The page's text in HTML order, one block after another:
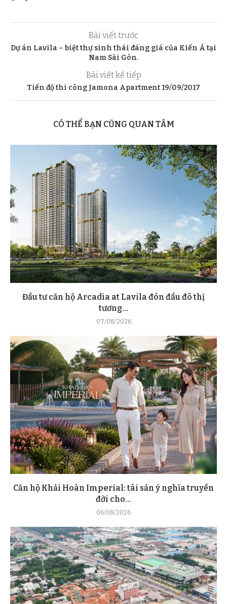
Bài viết trước
Dự án Lavila – biệt thự sinh thái đáng giá của Kiến Á tại
Nam Sài Gòn.
Bài viết kế tiếp
Tiến độ thi công Jamona Apartment 19/09/2017
CÓ THỂ BẠN CŨNG QUAN TÂM
Đầu tư căn hộ Arcadia at Lavila đón đầu đô thị
tương...
07/08/2026
Căn hộ Khải Hoàn Imperial: tài sản ý nghĩa truyền
đời cho...
06/08/2026